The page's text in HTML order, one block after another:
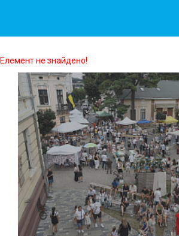
Елемент не знайдено!